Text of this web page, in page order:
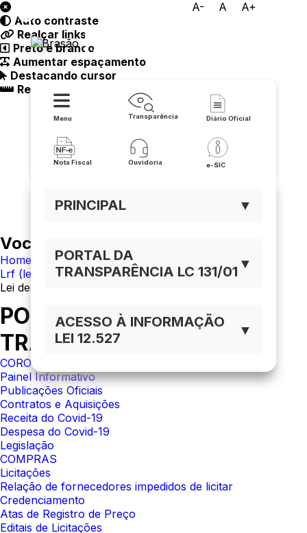
A- A A+
Prefeitura Municipal de
Lapão
Menu Transparência Diário Oficial
Nota Fiscal Ouvidoria e-SIC
PRINCIPAL ▼
PORTAL DA
TRANSPARÊNCIA LC 131/01 ▼
ACESSO À INFORMAÇÃO
LEI 12.527
▼
Auto contraste
Realçar links
Preto e branco
Aumentar espaçamento
Destacando cursor
Regua guia
Você está navegando em:
Home
Lrf (lei de responsabilidade fiscal)
Lei de Diretrizes Orçamentárias (LDO)
PORTAL DA
TRANSPARÊNCIA
CORONAVÍRUS
Painel Informativo
Publicações Oficiais
Contratos e Aquisições
Receita do Covid-19
Despesa do Covid-19
Legislação
COMPRAS
Licitações
Relação de fornecedores impedidos de licitar
Credenciamento
Atas de Registro de Preço
Editais de Licitações